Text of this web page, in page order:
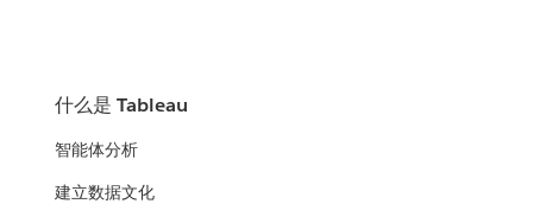
什么是 Tableau
智能体分析
建立数据文化